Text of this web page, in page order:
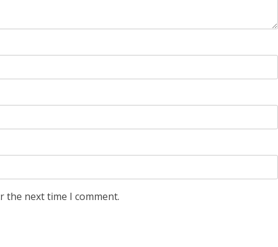
the next time I comment.